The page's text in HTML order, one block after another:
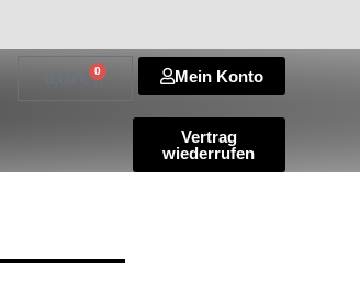
0
WarenkorbMein Konto
Vertrag
wiederrufen